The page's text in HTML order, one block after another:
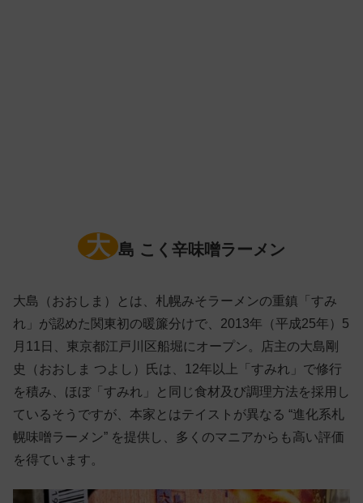
大 島 こく辛味噌ラーメン
大島（おおしま）とは、札幌みそラーメンの重鎮「すみ
れ」が認めた関東初の暖簾分けで、2013年（平成25年）5
月11日、東京都江戸川区船堀にオープン。店主の大島剛
史（おおしま つよし）氏は、12年以上「すみれ」で修行
を積み、ほぼ「すみれ」と同じ食材及び調理方法を採用し
ているそうですが、本家とはテイストが異なる “進化系札
幌味噌ラーメン” を提供し、多くのマニアからも高い評価
を得ています。